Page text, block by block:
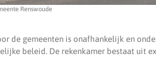
Renswoude
de gemeenten is onafhankelijk en
beleid. De rekenkamer bestaat uit